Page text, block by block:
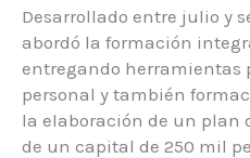
Desarrollado entre julio y
abordó la formación
entregando herramientas
personal y también
la elaboración de un plan
de un capital de 250 mil